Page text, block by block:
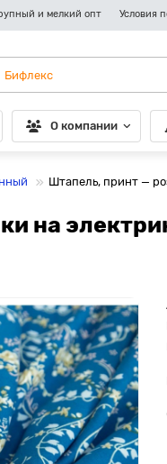
и мелкий опт Условия
О компании
Штапель, принт —
на